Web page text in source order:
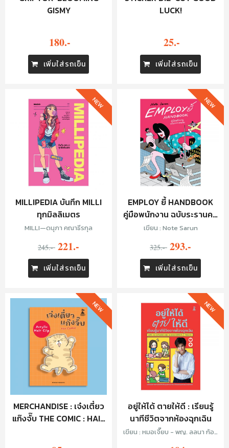
GISMY
180.-
เพิ่มใส่รถเข็น
LUCK!
25.-
เพิ่มใส่รถเข็น
MILLIPEDIA บันทึก MILLI
ทุกมิลลิเมตร
MILLI—ดนุภา คณาธีรกุล
245.- 221.-
เพิ่มใส่รถเข็น
NEW
EMPLOY ยี้ HANDBOOK
คู่มือพนักงาน ฉบับระรานคน
อื่น
เขียน : Note Sarun
325.- 293.-
เพิ่มใส่รถเข็น
NEW
MERCHANDISE : เจ๋งเตี๋ยว
แก๊งจั๊บ THE COMIC : HAIR
NEW
อยู่ให้ได้ ตายให้ดี : เรียนรู้
นาทีชีวิตจากห้องฉุกเฉิน
เขียน : หมอเจี๊ยบ - พญ. ลลนา ก้อง
NEW